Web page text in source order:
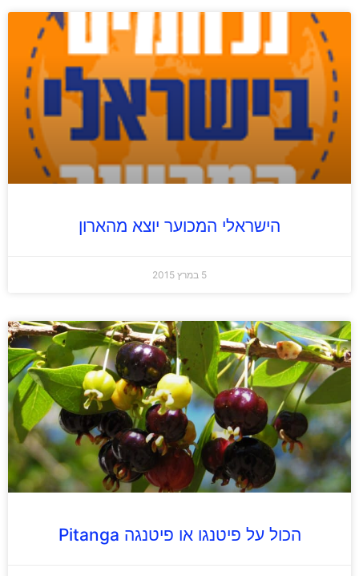
הישראלי המכוער יוצא מהארון
5 במרץ 2015
הכול על פיטנגו או פיטנגה Pitanga